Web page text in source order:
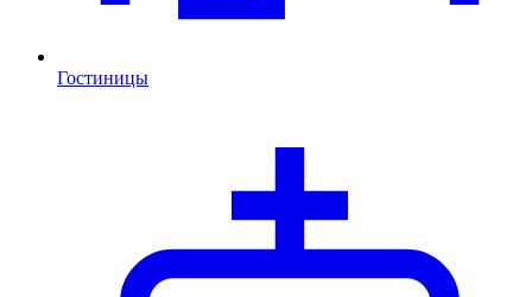
Гостиницы